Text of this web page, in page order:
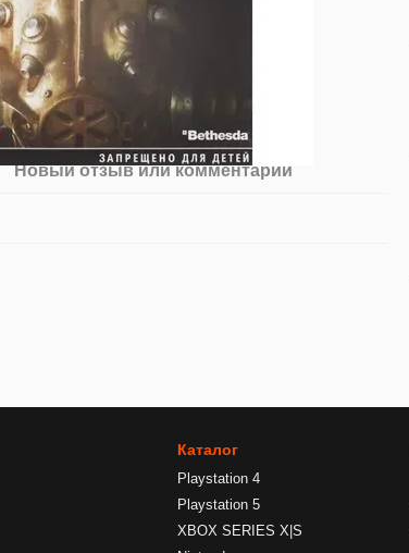
Новый отзыв или комментарий
Каталог
Playstation 4
Playstation 5
XBOX SERIES X|S